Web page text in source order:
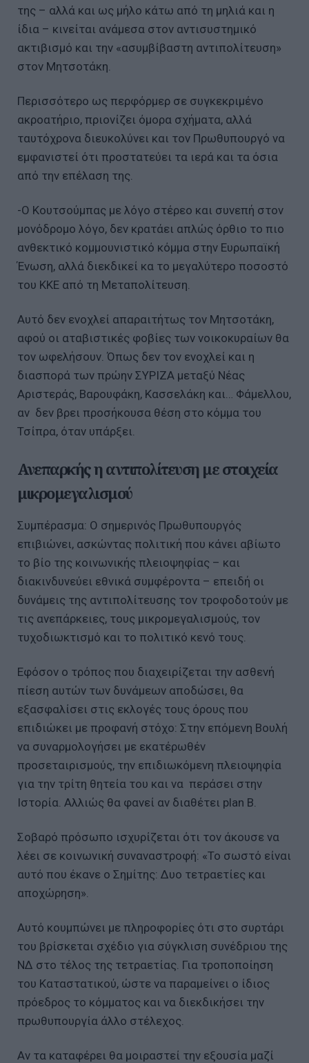
της – αλλά και ως μήλο κάτω από τη μηλιά και η
ίδια – κινείται ανάμεσα στον αντισυστημικό
ακτιβισμό και την «ασυμβίβαστη αντιπολίτευση»
στον Μητσοτάκη.
Περισσότερο ως περφόρμερ σε συγκεκριμένο
ακροατήριο, πριονίζει όμορα σχήματα, αλλά
ταυτόχρονα διευκολύνει και τον Πρωθυπουργό να
εμφανιστεί ότι προστατεύει τα ιερά και τα όσια
από την επέλαση της.
-Ο Κουτσούμπας με λόγο στέρεο και συνεπή στον
μονόδρομο λόγο, δεν κρατάει απλώς όρθιο το πιο
ανθεκτικό κομμουνιστικό κόμμα στην Ευρωπαϊκή
Ένωση, αλλά διεκδικεί κα το μεγαλύτερο ποσοστό
του ΚΚΕ από τη Μεταπολίτευση.
Αυτό δεν ενοχλεί απαραιτήτως τον Μητσοτάκη,
αφού οι αταβιστικές φοβίες των νοικοκυραίων θα
τον ωφελήσουν. Όπως δεν τον ενοχλεί και η
διασπορά των πρώην ΣΥΡΙΖΑ μεταξύ Νέας
Αριστεράς, Βαρουφάκη, Κασσελάκη και… Φάμελλου,
αν δεν βρει προσήκουσα θέση στο κόμμα του
Τσίπρα, όταν υπάρξει.
Ανεπαρκής η αντιπολίτευση με στοιχεία
μικρομεγαλισμού
Συμπέρασμα: Ο σημερινός Πρωθυπουργός
επιβιώνει, ασκώντας πολιτική που κάνει αβίωτο
το βίο της κοινωνικής πλειοψηφίας – και
διακινδυνεύει εθνικά συμφέροντα – επειδή οι
δυνάμεις της αντιπολίτευσης τον τροφοδοτούν με
τις ανεπάρκειες, τους μικρομεγαλισμούς, τον
τυχοδιωκτισμό και το πολιτικό κενό τους.
Εφόσον ο τρόπος που διαχειρίζεται την ασθενή
πίεση αυτών των δυνάμεων αποδώσει, θα
εξασφαλίσει στις εκλογές τους όρους που
επιδιώκει με προφανή στόχο: Στην επόμενη Βουλή
να συναρμολογήσει με εκατέρωθέν
προσεταιρισμούς, την επιδιωκόμενη πλειοψηφία
για την τρίτη θητεία του και να περάσει στην
Ιστορία. Αλλιώς θα φανεί αν διαθέτει plan B.
Σοβαρό πρόσωπο ισχυρίζεται ότι τον άκουσε να
λέει σε κοινωνική συναναστροφή: «Το σωστό είναι
αυτό που έκανε ο Σημίτης: Δυο τετραετίες και
αποχώρηση».
Αυτό κουμπώνει με πληροφορίες ότι στο συρτάρι
του βρίσκεται σχέδιο για σύγκλιση συνέδριου της
ΝΔ στο τέλος της τετραετίας. Για τροποποίηση
του Καταστατικού, ώστε να παραμείνει ο ίδιος
πρόεδρος το κόμματος και να διεκδικήσει την
πρωθυπουργία άλλο στέλεχος.
Αν τα καταφέρει θα μοιραστεί την εξουσία μαζί